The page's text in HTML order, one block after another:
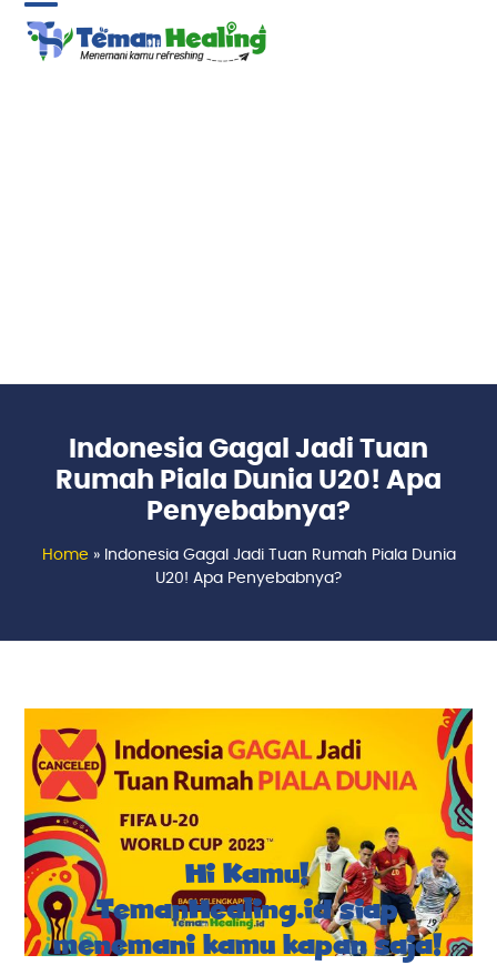
Skip
content
Open
mobile
Close
mobile
Indonesia Gagal Jadi Tuan
Rumah Piala Dunia U20! Apa
Penyebabnya?
Home » Indonesia Gagal Jadi Tuan Rumah Piala Dunia
U20! Apa Penyebabnya?
Hi Kamu!
TemanHealing.id siap
menemani kamu kapan saja!